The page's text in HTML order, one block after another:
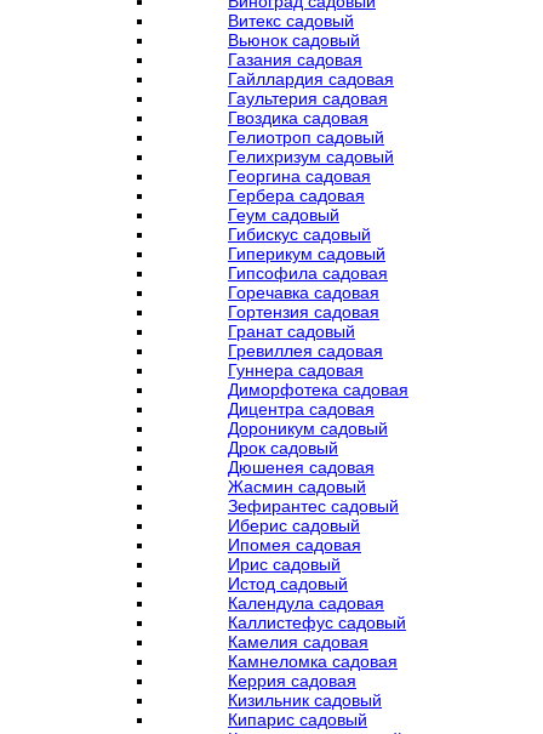
Витекс садовый
Вьюнок садовый
Газания садовая
Гайллардия садовая
Гаультерия садовая
Гвоздика садовая
Гелиотроп садовый
Гелихризум садовый
Георгина садовая
Гербера садовая
Геум садовый
Гибискус садовый
Гиперикум садовый
Гипсофила садовая
Горечавка садовая
Гортензия садовая
Гранат садовый
Гревиллея садовая
Гуннера садовая
Диморфотека садовая
Дицентра садовая
Дороникум садовый
Дрок садовый
Дюшенея садовая
Жасмин садовый
Зефирантес садовый
Иберис садовый
Ипомея садовая
Ирис садовый
Истод садовый
Календула садовая
Каллистефус садовый
Камелия садовая
Камнеломка садовая
Керрия садовая
Кизильник садовый
Кипарис садовый